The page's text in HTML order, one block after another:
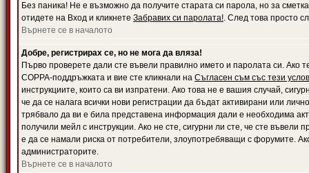
Без паника! Не е възможно да получите старата си парола, но за
отидете на Вход и кликнете Забравих си паролата!. След това просто
Върнете се в началото
Добре, регистрирах се, но не мога да вляза!
Първо проверете дали сте въвели правилно името и паролата си. Ако
COPPA-поддръжката и вие сте кликнали на Съгласен съм със тези
инструкциите, които са ви изпратени. Ако това не е вашия случай,
че да се налага всички нови регистрации да бъдат активирани или
трябвало да ви е била представена информация дали е необходима
получили мейл с инструкции. Ако не сте, сигурни ли сте, че сте
е да се намали риска от потребители, злоупотребяващи с форумите.
администраторите.
Върнете се в началото